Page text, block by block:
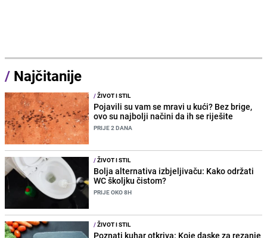
/ Najčitanije
/ŽIVOT I STIL
Pojavili su vam se mravi u kući? Bez brige,
ovo su najbolji načini da ih se riješite
PRIJE 2 DANA
/ŽIVOT I STIL
Bolja alternativa izbjeljivaču: Kako održati
WC školjku čistom?
PRIJE OKO 8H
/ŽIVOT I STIL
Poznati kuhar otkriva: Koje daske za rezanje